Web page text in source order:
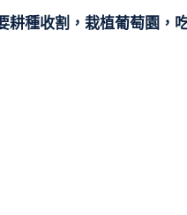
種收割，栽植葡萄園，